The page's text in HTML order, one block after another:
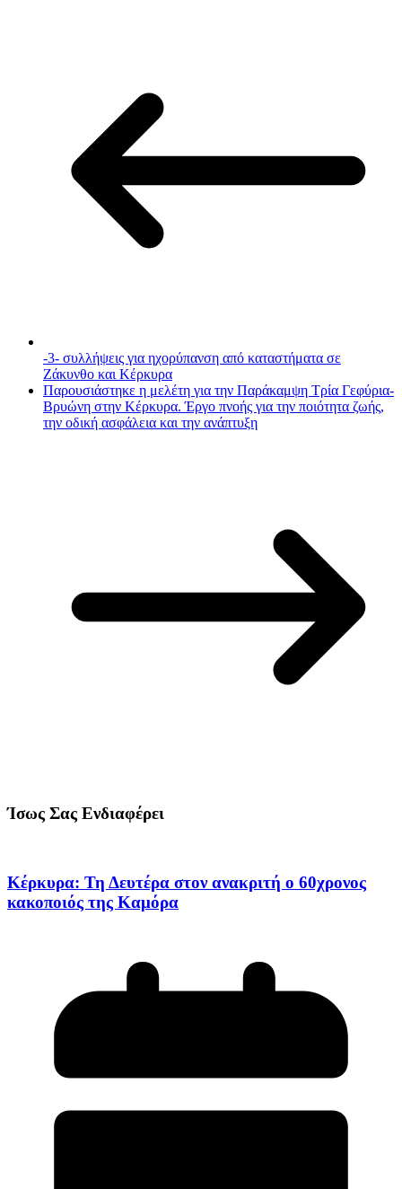
-3- συλλήψεις για ηχορύπανση από καταστήματα σε
Ζάκυνθο και Κέρκυρα
Παρουσιάστηκε η μελέτη για την Παράκαμψη Τρία Γεφύρια-
Βρυώνη στην Κέρκυρα. Έργο πνοής για την ποιότητα ζωής,
την οδική ασφάλεια και την ανάπτυξη
Ίσως Σας Ενδιαφέρει
Κέρκυρα: Τη Δευτέρα στον ανακριτή ο 60χρονος
κακοποιός της Καμόρα